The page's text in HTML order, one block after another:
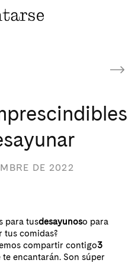
DE 2022
para tusdesayunoso para
tus comidas?
compartir contigo3
te encantarán. Son súper